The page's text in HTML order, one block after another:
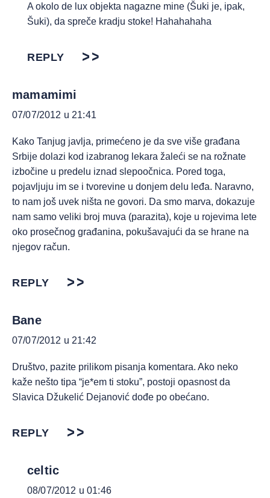
A okolo de lux objekta nagazne mine (Šuki je, ipak,
Šuki), da spreče kradju stoke! Hahahahaha
REPLY
mamamimi
07/07/2012 u 21:41
Kako Tanjug javlja, primećeno je da sve više građana
Srbije dolazi kod izabranog lekara žaleći se na rožnate
izbočine u predelu iznad slepoočnica. Pored toga,
pojavljuju im se i tvorevine u donjem delu leđa. Naravno,
to nam još uvek ništa ne govori. Da smo marva, dokazuje
nam samo veliki broj muva (parazita), koje u rojevima lete
oko prosečnog građanina, pokušavajući da se hrane na
njegov račun.
REPLY
Bane
07/07/2012 u 21:42
Društvo, pazite prilikom pisanja komentara. Ako neko
kaže nešto tipa “je*em ti stoku”, postoji opasnost da
Slavica Džukelić Dejanović dođe po obećano.
REPLY
celtic
08/07/2012 u 01:46